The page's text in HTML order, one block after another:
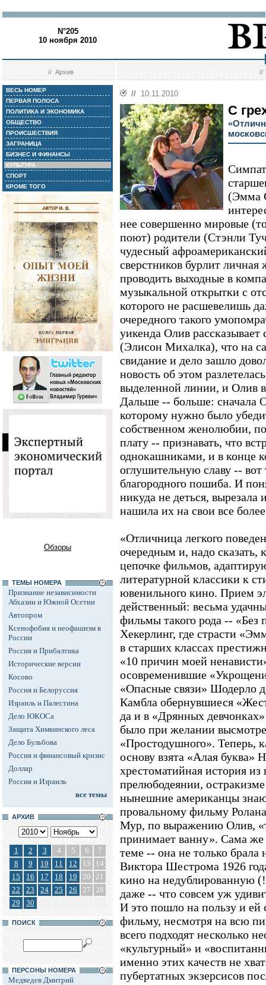
N°205
10 ноября 2010
//Архив //
ВЕСЬ НОМЕР
ПЕРВАЯ ПОЛОСА
ПОЛИТИКА И ЭКОНОМИКА
ОБЩЕСТВО
ПРОИСШЕСТВИЯ
ЗАГРАНИЦА
БИЗНЕС И ФИНАНСЫ
КУЛЬТУРА
СПОРТ
КРОМЕ ТОГО
Обзоры
ТЕМЫ НОМЕРА
Признание независимости
Абхазии и Южной Осетии
Автопром
Ксенофобия и неофашизм в
России
Россия и Прибалтика
Исторические версии
Косово
Россия и Белоруссия
Израиль и Палестина
Дело ЮКОСа
Защита Химкинского леса
Дело Бульбова
Россия и финансовый кризис
Доллар
Россия и Израиль
все темы
АРХИВ
1 2 3 4 5 6
7
8
9 10 11 12 13
14
15
16 17 18 19 20 21
22
23 24 25 26 27 28
29
30
ПОИСК
ПЕРСОНЫ НОМЕРА
Медведев Дмитрий
// 10.11.2010
С
(Эмма
нее совершенно мировые
поют) родители (Стэнли
чудесный
сверстников бурлит
проводить выходные в
музыкальной открытки с
которого не расшевелишь
очередного такого
уикенда Олив
(Элисон Михалка), что на
свидание и дело зашло
новость об этом
выделенной линии, и Олив в
Дальше -- больше: сначала
которому нужно было
собственном женолюбии,
плату -- признавать, что
однокашниками, и в конце
оглушительную славу -- вот
благородного пошиба. И
никуда не деться,
нашила их на свои все
«Отличница легкого
очередным и, надо сказать,
цепочке фильмов,
литературной классики к
ювенильного кино. Прием
действенный: весьма
фильмы такого рода --
Хекерлинг, где страсти
в старших классах
«10 причин моей
осовременившие
«Опасные связи» Шодерло
Камбла обернувшиеся
да и в «Дрянных
было при желании
«Простодушного». Теперь,
основу взята «Алая буква»
хрестоматийная история
прелюбодеянии,
нынешние американцы
провальному фильму
Мур, по выражению Олив,
принимает ванну». Сама
теме -- она не только брала
Виктора Шестрома 1926
кино на недублированную
даже -- что совсем уж
И это пошло на пользу и
фильму, несмотря на всю
всего подходят несколько
«культурный» и
именно этих качеств не
пубертатных экзерсисов